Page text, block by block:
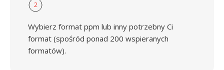
2
Wybierz format ppm lub inny potrzebny Ci
format (spośród ponad 200 wspieranych
formatów).